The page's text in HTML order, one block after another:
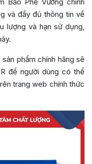
Bảo Phế Vương chính
và đầy đủ thông tin về
lượng và hạn sử dụng,
phẩm chính hãng sẽ
để người dùng có thể
trang web chính thức